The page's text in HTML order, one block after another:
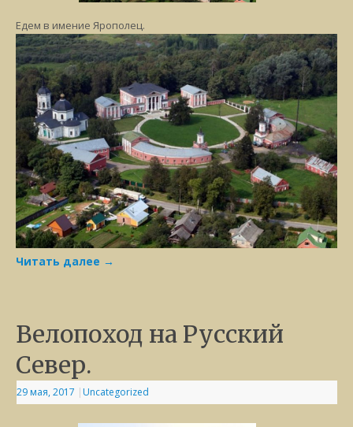
Едем в имение Ярополец.
Читать далее →
Велопоход на Русский
Север.
29 мая, 2017 | Uncategorized